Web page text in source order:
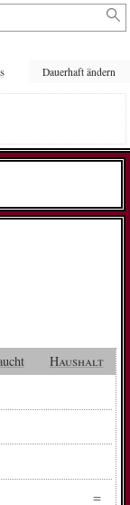
Dauerhaft ändern
Haushalt